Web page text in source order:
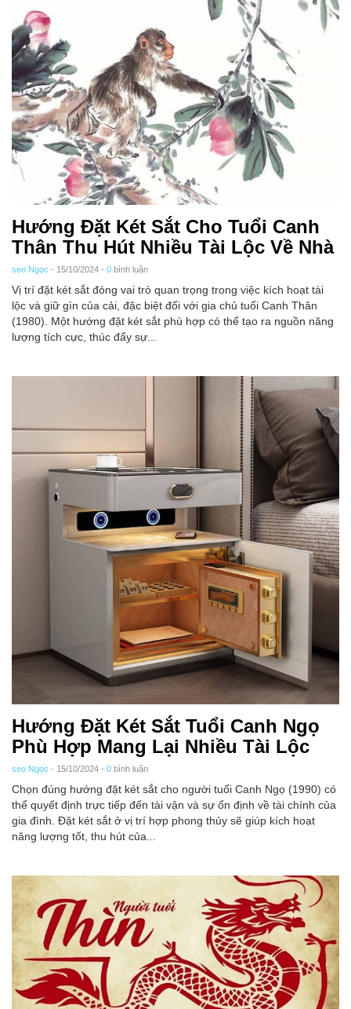
Hướng Đặt Két Sắt Cho Tuổi Canh
Thân Thu Hút Nhiều Tài Lộc Về Nhà
seo Ngọc - 15/10/2024 - 0 bình luận
Vị trí đặt két sắt đóng vai trò quan trọng trong việc kích hoạt tài
lộc và giữ gìn của cải, đặc biệt đối với gia chủ tuổi Canh Thân
(1980). Một hướng đặt két sắt phù hợp có thể tạo ra nguồn năng
lượng tích cực, thúc đẩy sự...
Hướng Đặt Két Sắt Tuổi Canh Ngọ
Phù Hợp Mang Lại Nhiều Tài Lộc
seo Ngọc - 15/10/2024 - 0 bình luận
Chọn đúng hướng đặt két sắt cho người tuổi Canh Ngọ (1990) có
thể quyết định trực tiếp đến tài vận và sự ổn định về tài chính của
gia đình. Đặt két sắt ở vị trí hợp phong thủy sẽ giúp kích hoạt
năng lượng tốt, thu hút của...